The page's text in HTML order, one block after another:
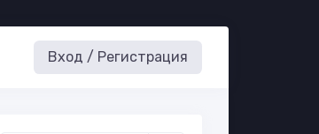
Вход / Регистрация